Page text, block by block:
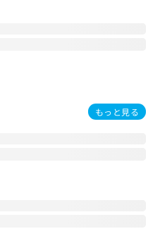
もっと見る